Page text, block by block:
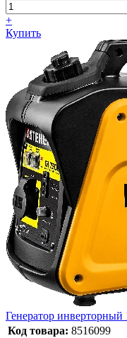
+
Купить
Генератор инверторный
Код товара: 8516099